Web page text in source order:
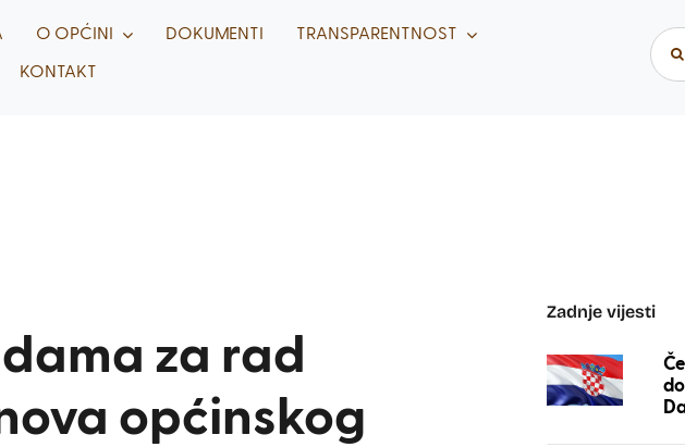
O OPĆINI DOKUMENTI TRANSPARENTNOST
KONTAKT
za rad
općinskog
Zadnje vijesti